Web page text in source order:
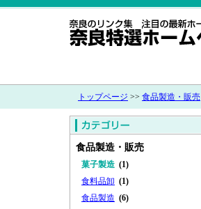
トップページ >> 食品製造・販売
食品製造・販売
菓子製造 (1)
食料品卸 (1)
食品製造 (6)